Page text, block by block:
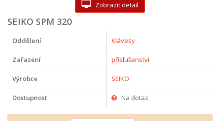
Zobrazit detail
SEIKO SPM 320
Oddělení Klávesy
Zařazení příslušenství
Výrobce SEIKO
Dostupnost Na dotaz